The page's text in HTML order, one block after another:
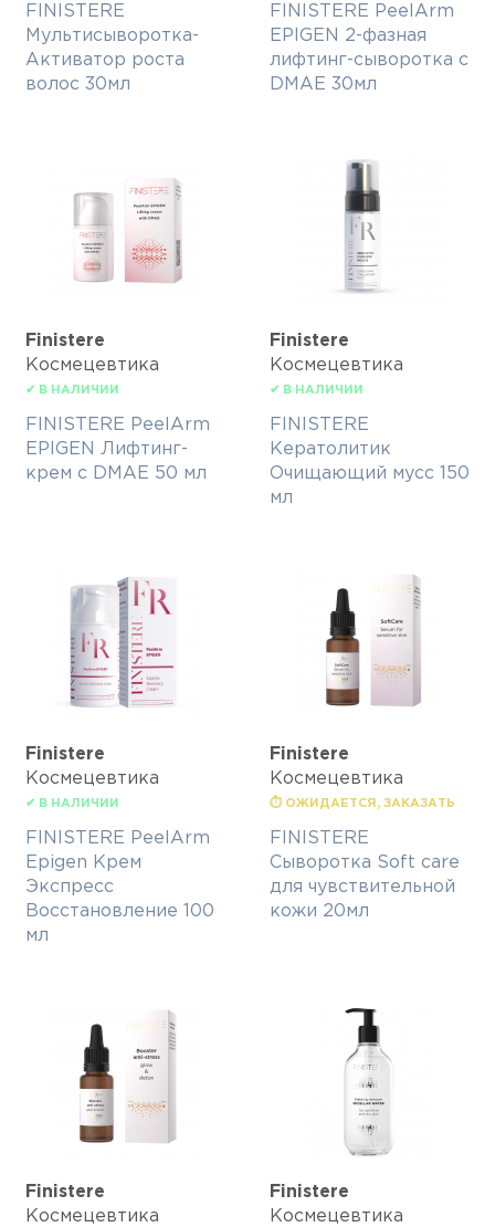
FINISTERE
Мультисыворотка-
Активатор роста
волос 30мл
FINISTERE PeelArm
EPIGEN 2-фазная
лифтинг-сыворотка с
DMAE 30мл
Finisterе
Космецевтика
✔ В НАЛИЧИИ
FINISTERE PeelArm
EPIGEN Лифтинг-
крем с DMAE 50 мл
Finisterе
Космецевтика
✔ В НАЛИЧИИ
FINISTERE
Кератолитик
Очищающий мусс 150
мл
Finisterе
Космецевтика
✔ В НАЛИЧИИ
FINISTERE PeelArm
Epigen Крем
Экспресс
Восстановление 100
мл
Finisterе
Космецевтика
⏱ ОЖИДАЕТСЯ, ЗАКАЗАТЬ
FINISTERE
Сыворотка Soft care
для чувствительной
кожи 20мл
Finisterе
Космецевтика
Finisterе
Космецевтика